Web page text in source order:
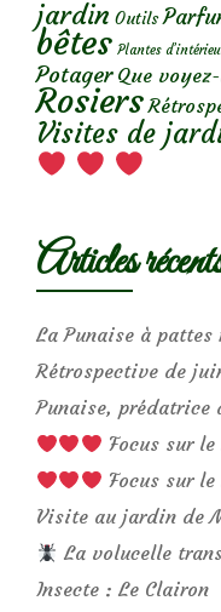
jardin Outils
bêtes Plantes
Potager Que
Rosiers
Visites de
Articles
La Punaise à
Rétrospective de
Punaise, prédatrice
Focus sur
Focus sur
Visite au jardin de
La volucelle
Insecte : Le Clairon